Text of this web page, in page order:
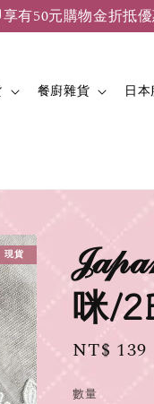
有50元購物金折抵優
餐廚雜貨 日
現貨
咪/
Regular
NT$ 139
數量